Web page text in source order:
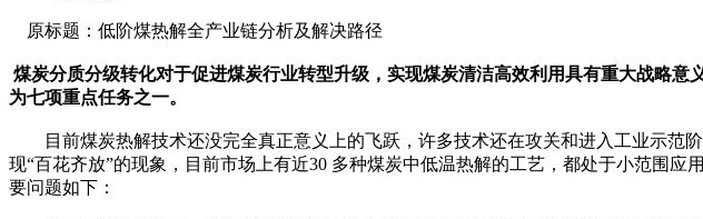
原标题：低阶煤热解全产业链分析及解决路径
煤炭分质分级转化对于促进煤炭行业转型升级，实现煤炭清洁高效利用具有重大战略
为七项重点任务之一。
目前煤炭热解技术还没完全真正意义上的飞跃，许多技术还在攻关和进入工业示范
现“百花齐放”的现象，目前市场上有近30 多种煤炭中低温热解的工艺，都处于小范围
要问题如下：